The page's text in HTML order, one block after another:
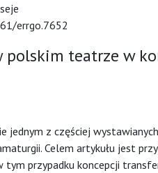
errgo.7652
polskim teatrze w
jednym z częściej
Celem artykułu jest
przypadku koncepcji